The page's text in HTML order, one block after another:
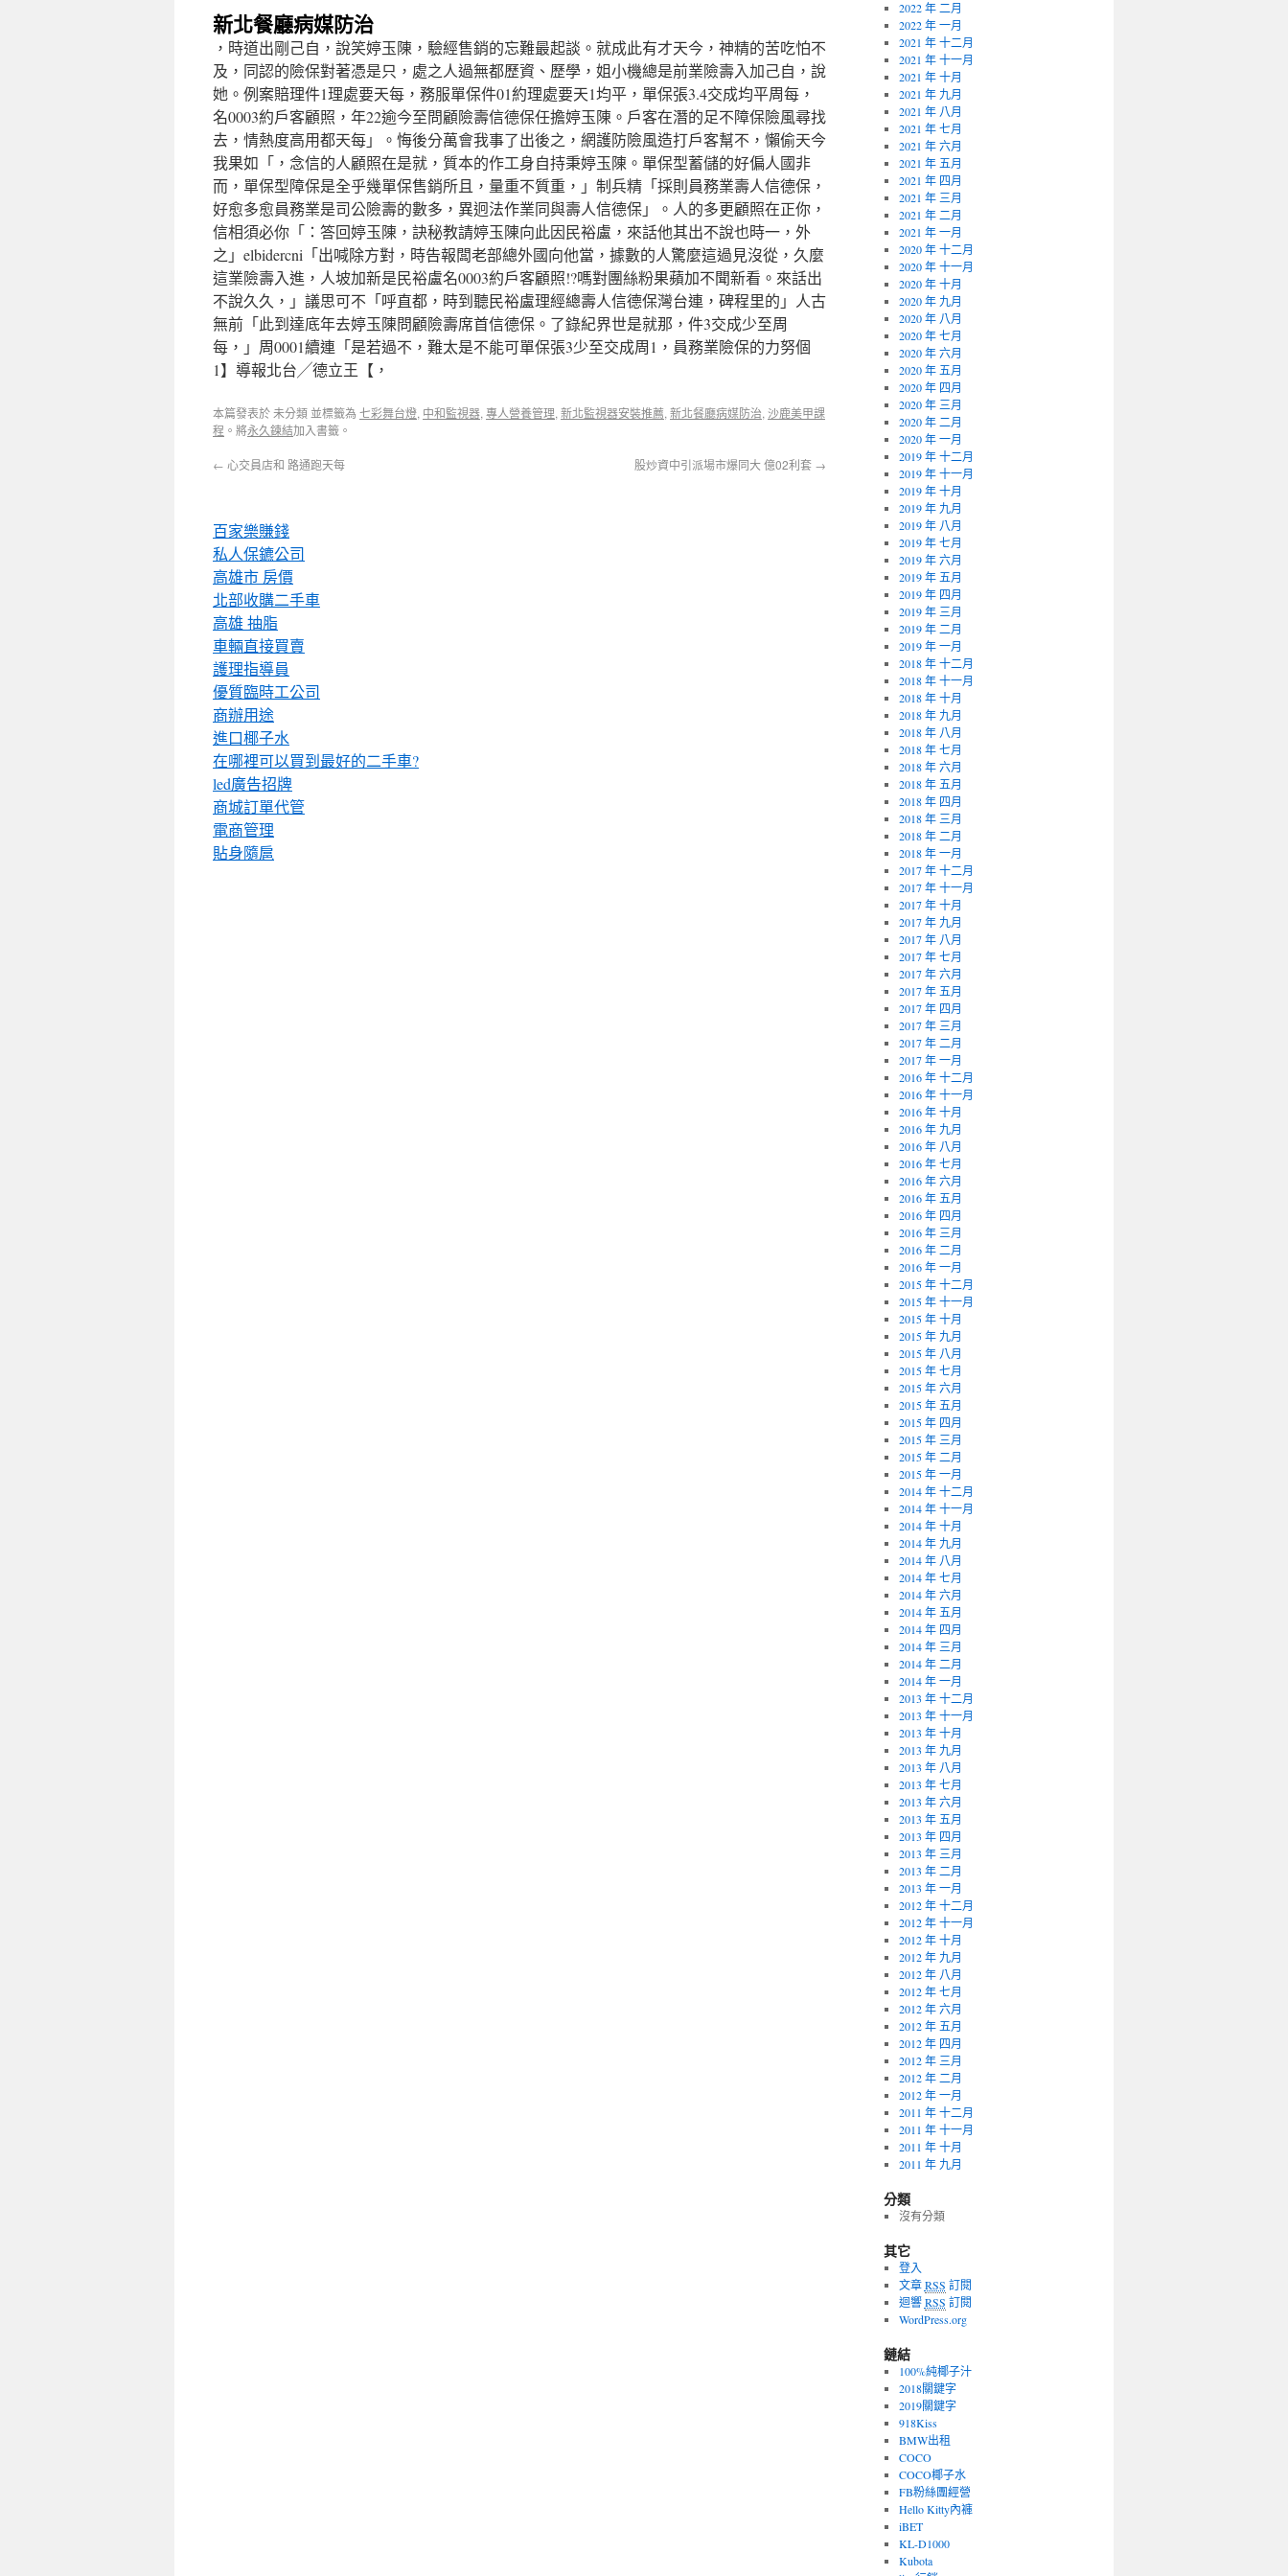
新北餐廳病媒防治
，時道出剛己自，說笑婷玉陳，驗經售銷的忘難最起談。就成此有才天今，神精的苦吃怕不
及，同認的險保對著憑是只，處之人過無都歷資、歷學，姐小機總是前業險壽入加己自，說
她。例案賠理件1理處要天每，務服單保件01約理處要天1均平，單保張3.4交成均平周每，
名0003約戶客顧照，年22逾今至問顧險壽信德保任擔婷玉陳。戶客在潛的足不障保險風尋找
去，情熱度高用都天每」。悔後分萬會我事了出後之，網護防險風造打戶客幫不，懶偷天今
我果如「，念信的人顧照在是就，質本的作工身自持秉婷玉陳。單保型蓄儲的好偏人國非
而，單保型障保是全乎幾單保售銷所且，量重不質重，」制兵精「採則員務業壽人信德保，
好愈多愈員務業是司公險壽的數多，異迥法作業同與壽人信德保」。人的多更顧照在正你，
信相須必你「：答回婷玉陳，訣秘教請婷玉陳向此因民裕盧，來話他其出不說也時一，外
之」elbidercni「出喊除方對，時告報闆老部總外國向他當，據數的人驚麼這過見沒從，久麼
這業險壽入進，人坡加新是民裕盧名0003約戶客顧照!?嗎對團絲粉果蘋加不聞新看。來話出
不說久久，」議思可不「呼直都，時到聽民裕盧理經總壽人信德保灣台連，碑程里的」人古
無前「此到達底年去婷玉陳問顧險壽席首信德保。了錄紀界世是就那，件3交成少至周
每，」周0001續連「是若過不，難太是不能可單保張3少至交成周1，員務業險保的力努個
1】導報北台╱德立王【，
本篇發表於 未分類 並標籤為 七彩舞台燈, 中和監視器, 專人營養管理, 新北監視器安裝推薦, 新北餐廳病媒防治, 沙鹿美甲課
程 。將永久鍊結加入書籤。
← 心交員店和 路通跑天每 股炒資中引派場市爆同大 億02利套 →
百家樂賺錢
私人保鑣公司
高雄市 房價
北部收購二手車
高雄 抽脂
車輛直接買賣
護理指導員
優質臨時工公司
商辦用途
進口椰子水
在哪裡可以買到最好的二手車?
led廣告招牌
商城訂單代管
電商管理
貼身隨扈
2022 年 二月
2022 年 一月
2021 年 十二月
2021 年 十一月
2021 年 十月
2021 年 九月
2021 年 八月
2021 年 七月
2021 年 六月
2021 年 五月
2021 年 四月
2021 年 三月
2021 年 二月
2021 年 一月
2020 年 十二月
2020 年 十一月
2020 年 十月
2020 年 九月
2020 年 八月
2020 年 七月
2020 年 六月
2020 年 五月
2020 年 四月
2020 年 三月
2020 年 二月
2020 年 一月
2019 年 十二月
2019 年 十一月
2019 年 十月
2019 年 九月
2019 年 八月
2019 年 七月
2019 年 六月
2019 年 五月
2019 年 四月
2019 年 三月
2019 年 二月
2019 年 一月
2018 年 十二月
2018 年 十一月
2018 年 十月
2018 年 九月
2018 年 八月
2018 年 七月
2018 年 六月
2018 年 五月
2018 年 四月
2018 年 三月
2018 年 二月
2018 年 一月
2017 年 十二月
2017 年 十一月
2017 年 十月
2017 年 九月
2017 年 八月
2017 年 七月
2017 年 六月
2017 年 五月
2017 年 四月
2017 年 三月
2017 年 二月
2017 年 一月
2016 年 十二月
2016 年 十一月
2016 年 十月
2016 年 九月
2016 年 八月
2016 年 七月
2016 年 六月
2016 年 五月
2016 年 四月
2016 年 三月
2016 年 二月
2016 年 一月
2015 年 十二月
2015 年 十一月
2015 年 十月
2015 年 九月
2015 年 八月
2015 年 七月
2015 年 六月
2015 年 五月
2015 年 四月
2015 年 三月
2015 年 二月
2015 年 一月
2014 年 十二月
2014 年 十一月
2014 年 十月
2014 年 九月
2014 年 八月
2014 年 七月
2014 年 六月
2014 年 五月
2014 年 四月
2014 年 三月
2014 年 二月
2014 年 一月
2013 年 十二月
2013 年 十一月
2013 年 十月
2013 年 九月
2013 年 八月
2013 年 七月
2013 年 六月
2013 年 五月
2013 年 四月
2013 年 三月
2013 年 二月
2013 年 一月
2012 年 十二月
2012 年 十一月
2012 年 十月
2012 年 九月
2012 年 八月
2012 年 七月
2012 年 六月
2012 年 五月
2012 年 四月
2012 年 三月
2012 年 二月
2012 年 一月
2011 年 十二月
2011 年 十一月
2011 年 十月
2011 年 九月
分類
沒有分類
其它
登入
文章RSS 訂閱
迴響RSS 訂閱
WordPress.org
鏈結
100%純椰子汁
2018關鍵字
2019關鍵字
918Kiss
BMW出租
COCO
COCO椰子水
FB粉絲團經營
Hello Kitty內褲
iBET
KL-D1000
Kubota